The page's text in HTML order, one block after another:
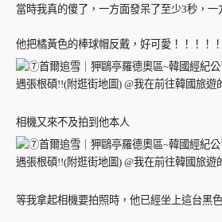
當時我真的傻了，一方面發呆了至少3秒，
他把橘黃色的棒球帽反戴，好可愛！！！！！
相機又來不及拍到他本人
等我拿起相機要拍照時，他已經坐上這台黑